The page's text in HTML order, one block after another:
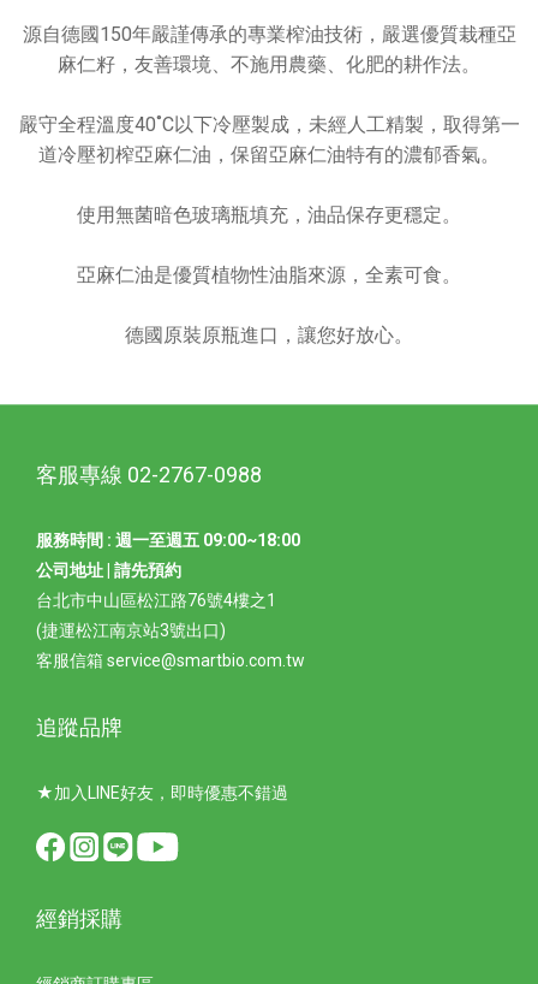
源自德國150年嚴謹傳承的專業榨油技術，嚴選優質栽種亞
麻仁籽，友善環境、不施用農藥、化肥的耕作法。
嚴守全程溫度40˚C以下冷壓製成，未經人工精製，取得第一
道冷壓初榨亞麻仁油，保留亞麻仁油特有的濃郁香氣。
使用無菌暗色玻璃瓶填充，油品保存更穩定。
亞麻仁油是優質植物性油脂來源，全素可食。
德國原裝原瓶進口，讓您好放心。
客服專線 02-2767-0988
服務時間 : 週一至週五 09:00~18:00
公司地址 | 請先預約
台北市中山區松江路76號4樓之1
(捷運松江南京站3號出口)
客服信箱 service@smartbio.com.tw
追蹤品牌
★加入LINE好友，即時優惠不錯過
經銷採購